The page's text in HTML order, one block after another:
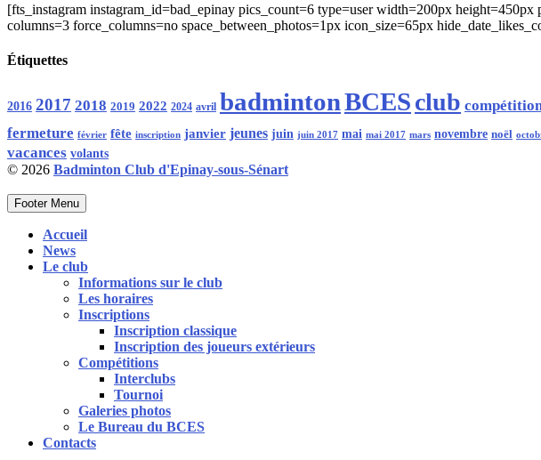
[fts_instagram instagram_id=bad_epinay pics_count=6 type=user width=200px
columns=3 force_columns=no space_between_photos=1px icon_size=65px
Étiquettes
2016 2017 2018 2019 2022 2024 avril badmintonBCESclub
fermeture février fête inscription janvier jeunes juin juin 2017 mai mai 2017 mars novembre noël
vacances volants
© 2026 Badminton Club d'Epinay-sous-Sénart
Footer Menu
Accueil
News
Le club
Informations sur le club
Les horaires
Inscriptions
Inscription classique
Inscription des joueurs extérieurs
Compétitions
Interclubs
Tournoi
Galeries photos
Le Bureau du BCES
Contacts